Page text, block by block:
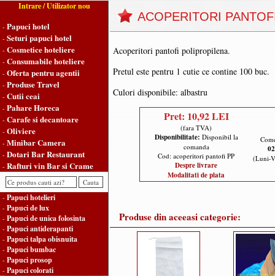
Intrare / Utilizator nou
- Papuci hotel
- Seturi papuci hotel
- Cosmetice hoteliere
- Consumabile hoteliere
- Oferta pentru agentii
- Produse Travel
- Cutii ceai
- Pahare Horeca
- Carafe si decantoare
- Oliviere
- Minibar Camera
- Dotari Bar Restaurant
- Rafturi vin Bar si Crame
- Papuci hotelieri
- Papuci de lux
- Papuci de unica folosinta
- Papuci antiderapanti
- Papuci talpa obisnuita
- Papuci bumbac
- Papuci prosop
- Papuci colorati
ACOPERITORI
Acoperitori pantofi polipropilena.
Pretul este pentru 1 cutie ce contine 100 buc.
Culori disponibile: albastru
Pret: 10,92 LEI
(fara TVA)
Disponibilitate: Disponibil la
comanda
Cod: acoperitori pantofi PP
Despre livrare
Modalitati de plata
(Luni-
Produse din aceeasi categorie: